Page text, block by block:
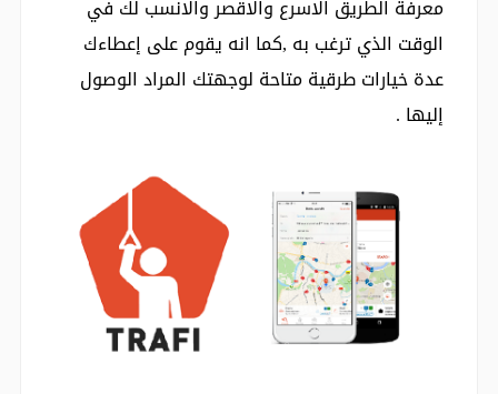
معرفة الطريق الاسرع والاقصر والانسب لك في
الوقت الذي ترغب به ,كما انه يقوم على إعطاءك
عدة خيارات طرقية متاحة لوجهتك المراد الوصول
إليها .